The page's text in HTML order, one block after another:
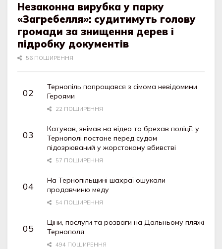
Незаконна вирубка у парку
«Загребелля»: судитимуть голову
громади за знищення дерев і
підробку документів
56 ПОШИРЕННЯ
Тернопіль попрощався з сімома невідомими
Героями
22 ПОШИРЕННЯ
Катував, знімав на відео та брехав поліції: у
Тернополі постане перед судом
підозрюваний у жорстокому вбивстві
57 ПОШИРЕННЯ
На Тернопільщині шахраї ошукали
продавчиню меду
54 ПОШИРЕННЯ
Ціни, послуги та розваги на Дальньому пляжі
Тернополя
494 ПОШИРЕННЯ